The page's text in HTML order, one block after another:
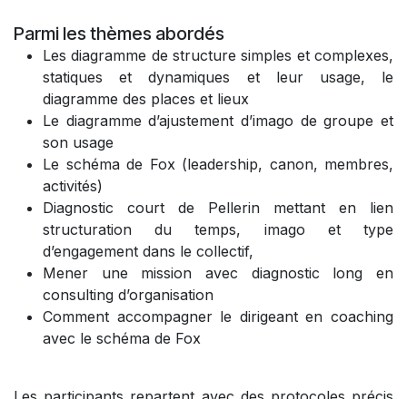
Parmi les thèmes abordés
Les diagramme de structure simples et complexes,
statiques et dynamiques et leur usage, le
diagramme des places et lieux
Le diagramme d’ajustement d’imago de groupe et
son usage
Le schéma de Fox (leadership, canon, membres,
activités)
Diagnostic court de Pellerin mettant en lien
structuration du temps, imago et type
d’engagement dans le collectif,
Mener une mission avec diagnostic long en
consulting d’organisation
Comment accompagner le dirigeant en coaching
avec le schéma de Fox